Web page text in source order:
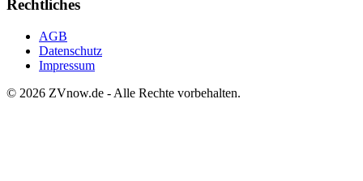
Rechtliches
AGB
Datenschutz
Impressum
© 2026 ZVnow.de - Alle Rechte vorbehalten.